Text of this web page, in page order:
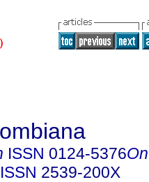
ISSN 0124-5376
ISSN 2539-200X